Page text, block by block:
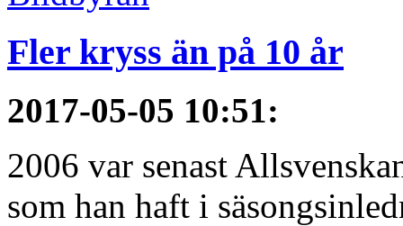
Fler kryss än på 10 år
2017-05-05 10:51:
2006 var senast
som han haft i